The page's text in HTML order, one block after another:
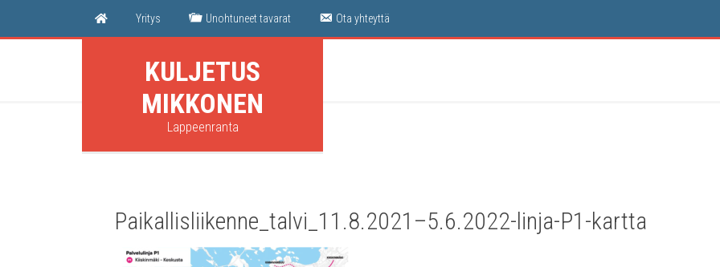
Yri­tys Unoh­tu­neet tavarat Ota yhteyt­tä
KULJETUS
MIKKONEN
Lappeenranta
Paikallisliikenne_talvi_11.8.2021–5.6.2022-linja-P1-kartta